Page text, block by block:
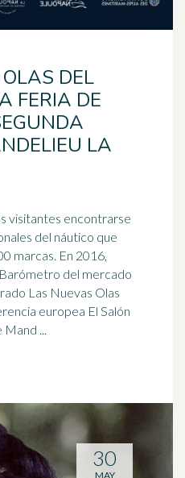
DEL
FERIA DE
LA
visitantes encontrarse
del náutico que
En 2016,
del mercado
Las Nuevas Olas
europea El Salón
...
30
MAY